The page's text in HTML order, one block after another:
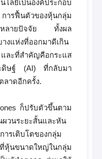
ลยีเป็นองค์ประกอบ
รฟื้นตัวของหุ้นกลุ่ม
กหลายปัจจัย ทั้งผล
งแห่งที่ออกมาดีเกิน
และที่สำคัญคือกระแส
ดิษฐ์ (AI) ที่กลับมา
ลาดอีกครั้ง.
ก็ปรับตัวขึ้นตาม
วนระยะสั้นและหัน
รเติบโตของกลุ่ม
หุ้นขนาดใหญ่ในกลุ่ม